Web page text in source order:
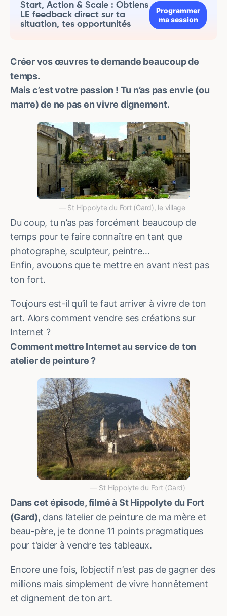
Start, Action & Scale : Obtiens
LE feedback direct sur ta
situation, tes opportunités
Programmer
ma session
Créer vos œuvres te demande beaucoup de
temps.
Mais c’est votre passion ! Tu n’as pas envie (ou
marre) de ne pas en vivre dignement.
St Hippolyte du Fort (Gard), le village
Du coup, tu n’as pas forcément beaucoup de
temps pour te faire connaître en tant que
photographe, sculpteur, peintre…
Enfin, avouons que te mettre en avant n’est pas
ton fort.
Toujours est-il qu’il te faut arriver à vivre de ton
art. Alors comment vendre ses créations sur
Internet ?
Comment mettre Internet au service de ton
atelier de peinture ?
St Hippolyte du Fort (Gard)
Dans cet épisode, filmé à St Hippolyte du Fort
(Gard), dans l’atelier de peinture de ma mère et
beau-père, je te donne 11 points pragmatiques
pour t’aider à vendre tes tableaux.
Encore une fois, l’objectif n’est pas de gagner des
millions mais simplement de vivre honnêtement
et dignement de ton art.